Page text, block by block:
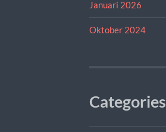
Januari 2026
Oktober 2024
Categories